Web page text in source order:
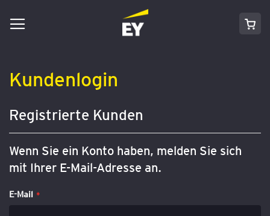
Direkt
zum
Kundenlogin
Registrierte Kunden
Wenn Sie ein Konto haben, melden Sie sich
mit Ihrer E-Mail-Adresse an.
E-Mail